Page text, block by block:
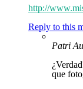
http://
Reply to this
Patri
que